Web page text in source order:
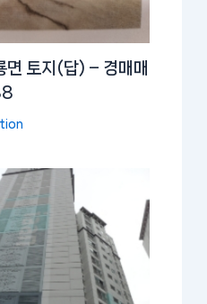
면 토지(답) – 경매매